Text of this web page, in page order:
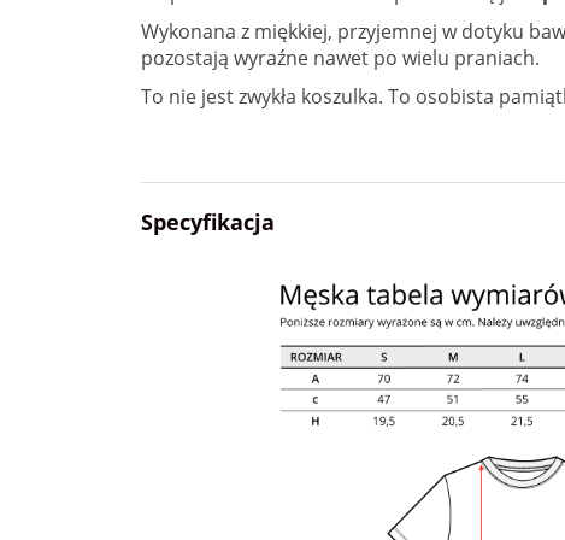
Wykonana z miękkiej, przyjemnej w dotyku
pozostają wyraźne nawet po wielu praniach.
To nie jest zwykła koszulka. To osobista
Specyfikacja